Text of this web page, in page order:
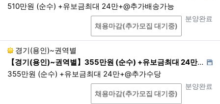
5년
제4조. 개인정보의 제3자 제공
공하지 않습니다. 다만, 아래 각 호와 같이 법률에 특
별한 규정이 있는 경우나 법령상 의무를 준수하기 위
해 불가피한 경우에는 예외로 합니다. 회사는 개인정
보를 목적 외로 제3자에게 제공할 때에는 개인정보를
제공받는 자가 개인정보를 안전하게 처리하도록 이용
510만원 (순수) +유보금최대 24만+@추가배송가능
진행상태
분양완료
상담
채용마감(추가모집 대기중)
경기(용인)~권역별
【경기(용인)~권역별】355만원 (순수) +유보금최대 24만+@추가수당,친환경새벽배송 물품(박스포장),01:30~06:00 현지퇴근
355만원 (순수) +유보금최대 24만+@추가수당
진행상태
분양완료
상담
채용마감(추가모집 대기중)